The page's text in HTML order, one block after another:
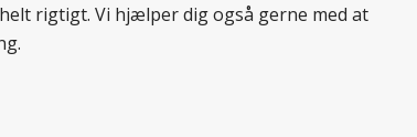
rigtigt. Vi hjælper dig også gerne med at